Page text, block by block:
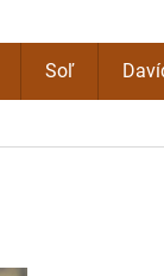
Soľ